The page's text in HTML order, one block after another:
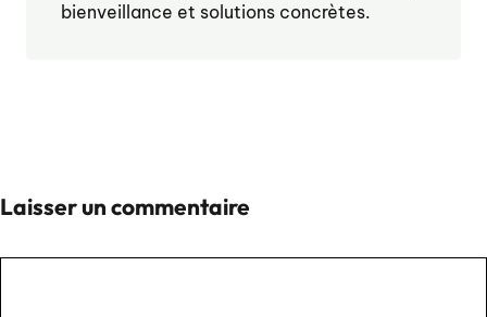
bienveillance et solutions concrètes.
Laisser un commentaire